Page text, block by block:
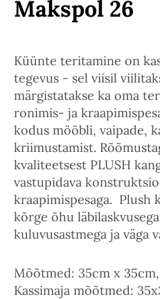
Makspol 26
Küünte teritamine on
tegevus - sel viisil
märgistatakse ka oma
ronimis- ja
kodus mööbli, vaipade,
kriimustamist.
kvaliteetsest PLUSH
vastupidava
kraapimispesaga. Plush
kõrge õhu
kuluvusastmega ja väga
Mõõtmed: 35cm x
Kassimaja mõõtmed: